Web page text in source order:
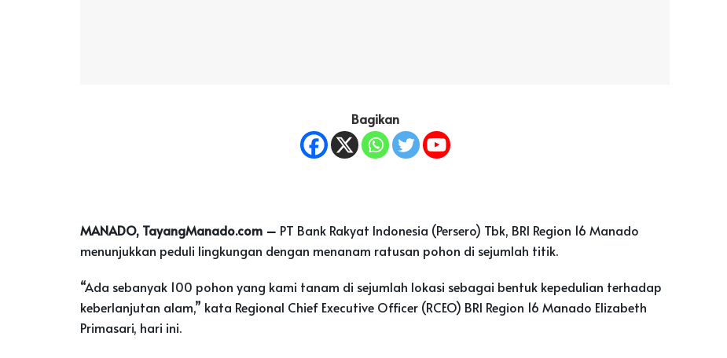
Bagikan
MANADO, TayangManado.com – PT Bank Rakyat Indonesia (Persero) Tbk, BRI Region 16 Manado
menunjukkan peduli lingkungan dengan menanam ratusan pohon di sejumlah titik.
“Ada sebanyak 100 pohon yang kami tanam di sejumlah lokasi sebagai bentuk kepedulian terhadap
keberlanjutan alam,” kata Regional Chief Executive Officer (RCEO) BRI Region 16 Manado Elizabeth
Primasari, hari ini.